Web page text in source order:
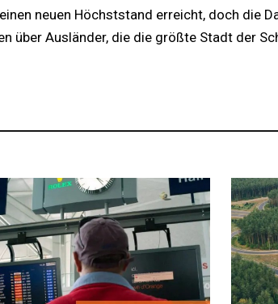
neuen Höchststand erreicht, doch die
über Ausländer, die die größte Stadt der